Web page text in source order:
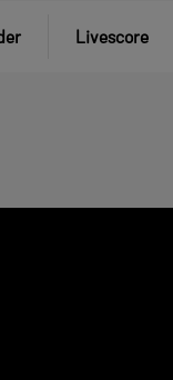
Livescore